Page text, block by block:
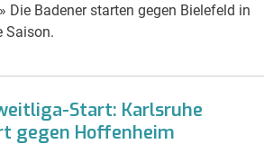
Die Badener starten gegen Bielefeld in
Saison.
Start: Karlsruhe
gegen Hoffenheim